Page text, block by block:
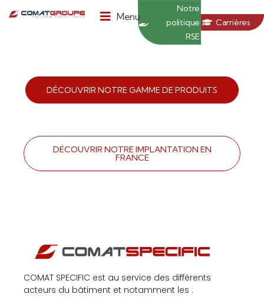
Menu
Notre
politique
RSE
Carrières
DÉCOUVRIR NOTRE GAMME DE PRODUITS
DÉCOUVRIR NOTRE IMPLANTATION EN
FRANCE
COMAT SPECIFIC est au service des différents
acteurs du bâtiment et notamment les :